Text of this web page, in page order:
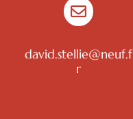

david.stellie@neuf.f
r